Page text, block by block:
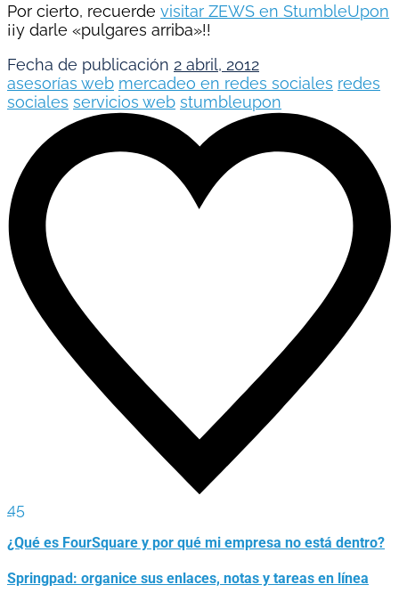
Por cierto, recuerde visitar ZEWS en StumbleUpon
¡¡y darle «pulgares arriba»!!
Fecha de publicación 2 abril, 2012
asesorías web mercadeo en redes sociales redes
sociales servicios web stumbleupon
45
¿Qué es FourSquare y por qué mi empresa no está dentro?
Springpad: organice sus enlaces, notas y tareas en línea